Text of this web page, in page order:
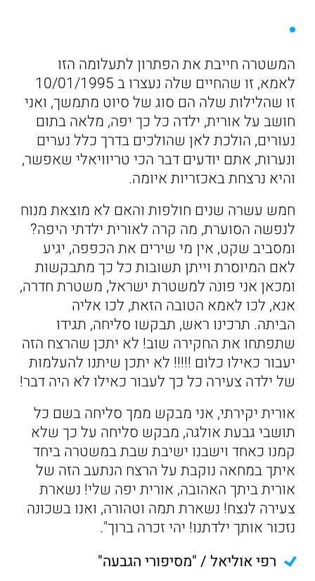
המשטרה חייבת את הפתרון לתעלומה הזו
זו שהלילות שלה הם סוג של סיוט מתמשך, ואני
חושב על אורית, ילדה כל כך יפה, מלאה בתום
נעורים, הולכת לאן שהולכים בדרך כלל נערים
ונערות, אתם יודעים דבר הכי טריוויאלי שאפשר,
והיא נרצחת באכזריות איומה.
חמש עשרה שנים חולפות והאם לא מוצאת מנוח
לנפשה הסוערת, מה קרה לאורית ילדתי היפה?
ומסביב שקט, אין מי שירים את הכפפה, יגיע
לאם המיוסרת וייתן תשובות כל כך מתבקשות
ומכאן אני פונה למשטרת ישראל, משטרת חדרה,
אנא, לכו לאמא הטובה הזאת, לכו אליה
הביתה. תרכינו ראש, תבקשו סליחה, תגידו
שתפתחו את החקירה שוב! לא יתכן שהרצח הזה
יעבור כאילו כלום !!!!! לא יתכן שיתנו להעלמות
של ילדה צעירה כל כך לעבור כאילו לא היה דבר!
אורית יקירתי, אני מבקש ממך סליחה בשם כל
תושבי גבעת אולגה, מבקש סליחה על כך שלא
קמנו כאחד וישבנו ישיבת שבת במשטרה ביחד
איתך במחאה נוקבת על הרצח הנתעב הזה של
אורית ביתך האהובה, אורית יפה שלי! נשארת
צעירה לנצח! נשארת תמה וטהורה, ואנו בשכונה
נזכור אותך ילדתנו! יהי זכרה ברוך".
רפי אוליאל / "מסיפורי הגבעה"